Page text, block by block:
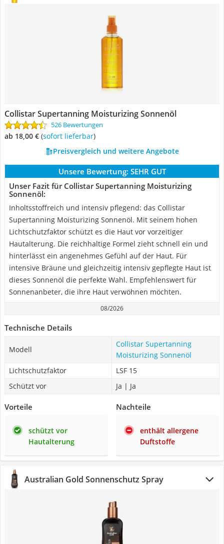
Collistar Supertanning Moisturizing Sonnenöl
526 Bewertungen
ab 18,00 € ( Sofort lieferbar)
Preisvergleich und weitere Angebote
Unsere Bewertung: SEHR GUT
Unser Fazit für Collistar Supertanning Moisturizing
Sonnenöl:
Inholtsstoffreich und intensiv pflegend: das Collistar
Supertanning Moisturizing Sonnenöl. Mit seinem hohen
Lichtschutzfaktor schützt es die Haut vor vorzeitiger
Hautalterung. Die reichhaltige Formel zieht schnell ein und
hinterlässt ein angenehmes Gefühl auf der Haut. Für
intensive Bräune und gleichzeitig intensiv gepflegte Haut ist
dieses Sonnenöl die perfekte Wahl. Empfehlenswert für
Sonnenanbeter, die ihre Haut verwöhnen möchten.
08/2026
Technische Details
Modell
Collistar Supertanning
Moisturizing Sonnenöl
Lichtschutzfaktor
LSF 15
Schützt vor
Ja | Ja
Vorteile
schützt vor
Hautalterung
Nachteile
enthält allergene
Duftstoffe
Australian Gold Sonnenschutz Spray